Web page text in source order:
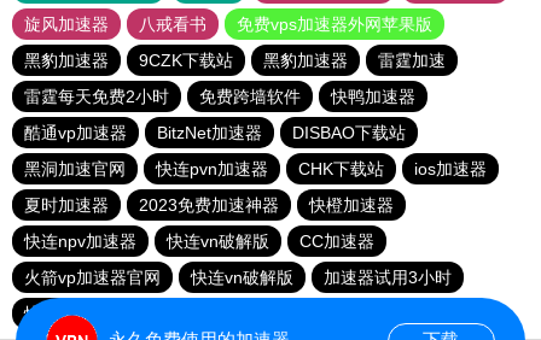
旋风加速器
八戒看书
免费vps加速器外网苹果版
黑豹加速器
9CZK下载站 黑豹加速器
雷霆加速
雷霆每天免费2小时
免费跨墙软件
快鸭加速器
酷通vp加速器
BitzNet加速器
DISBAO下载站
黑洞加速官网
快连pvn加速器 CHK下载站
ios加速器
夏时加速器
2023免费加速神器
快橙加速器
快连npv加速器
快连vn破解版
CC加速器
火箭vp加速器官网
快连vn破解版
加速器试用3小时
快鸭加速器